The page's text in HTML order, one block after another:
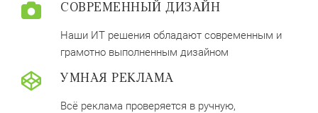
СОВРЕМЕННЫЙ ДИЗАЙН
Наши ИТ решения обладают современным и
грамотно выполненным дизайном
УМНАЯ РЕКЛАМА
Всё реклама проверяется в ручную,